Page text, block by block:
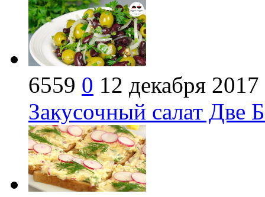
6559 0 12 декабря 2017
Закусочный салат Две